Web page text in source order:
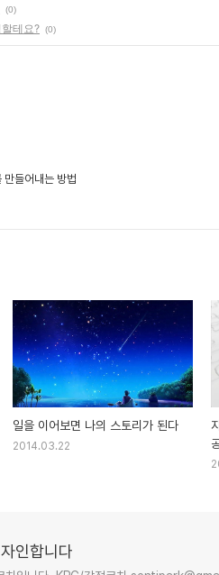
(0)
테요? (0)
만들어내는 방법
일을 이어보면 나의 스토리가 된다
2014.03.22
인합니다